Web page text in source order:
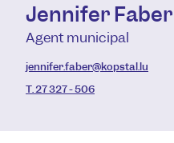
Jennifer Faber
Agent municipal
jennifer.faber@kopstal.lu
T. 27 327 - 506